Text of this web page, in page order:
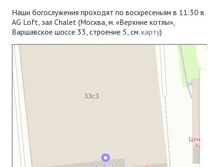
Наши богослужения проходят по воскресеньям в 11:30 в
AG Loft, зал Chalet (Москва, м. «Верхние котлы»,
Варшавское шоссе 33, строение 5, см. карту)
Московская Библейская Церковь
Протестантская церковь в Москве